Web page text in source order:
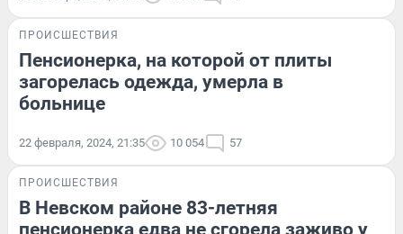
ПРОИСШЕСТВИЯ
Пенсионерка, на которой от плиты
загорелась одежда, умерла в
больнице
22 февраля, 2024, 21:35 10 054 57
ПРОИСШЕСТВИЯ
В Невском районе 83-летняя
пенсионерка едва не сгорела заживо у